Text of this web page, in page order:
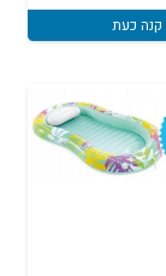
קנה כעת